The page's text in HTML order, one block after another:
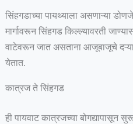
सिंहगडाच्या पायथ्याला असणाऱ्या
मार्गावरून सिंहगड किल्ल्यावरती
वाटेवरून जात असताना आजूबाजूचे
येतात.
कात्रज ते सिंहगड
ही पायवाट कात्रजच्या बोगद्यापासून